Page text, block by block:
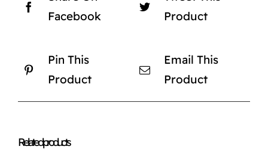
Facebook
Product
Pin This
Product
Email This
Product
Related products